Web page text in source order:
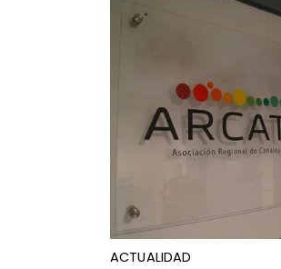
ACTUALIDAD